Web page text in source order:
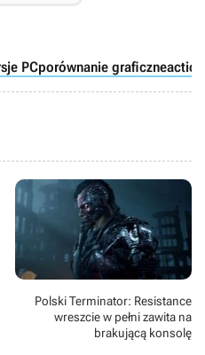
PCporównanie graficzne
Polski Terminator: Resistance
wreszcie w pełni zawita na
brakującą konsolę